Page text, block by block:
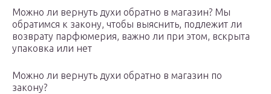
Можно ли вернуть духи обратно в магазин? Мы
обратимся к закону, чтобы выяснить, подлежит ли
возврату парфюмерия, важно ли при этом, вскрыта
упаковка или нет
Можно ли вернуть духи обратно в магазин по
закону?